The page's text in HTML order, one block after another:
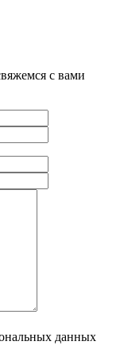
с вами
данных